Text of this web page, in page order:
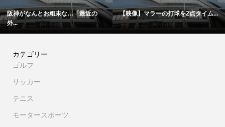
阪神がなんとお粗末な…「最近の
外...
【映像】マラーの打球を2点タイム...
カテゴリー
ゴルフ
サッカー
テニス
モータースポーツ